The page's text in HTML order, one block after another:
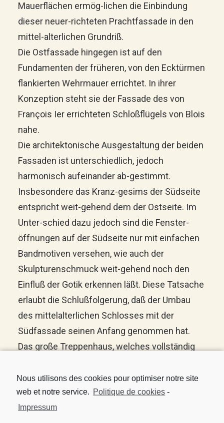
Nous utilisons des cookies pour optimiser notre site
web et notre service. Politique de cookies -
Impressum
Mauerflächen ermög-lichen die Einbindung
dieser neuer-richteten Prachtfassade in den
mittel-alterlichen Grundriß.
Die Ostfassade hingegen ist auf den
Fundamenten der früheren, von den Ecktürmen
flankierten Wehrmauer errichtet. In ihrer
Konzeption steht sie der Fassade des von
François Ier errichteten Schloßflügels von Blois
nahe.
Die architektonische Ausgestaltung der beiden
Fassaden ist unterschiedlich, jedoch
harmonisch aufeinander ab-gestimmt.
Insbesondere das Kranz-gesims der Südseite
entspricht weit-gehend dem der Ostseite. Im
Unter-schied dazu jedoch sind die Fenster-
öffnungen auf der Südseite nur mit einfachen
Bandmotiven versehen, wie auch der
Skulpturenschmuck weit-gehend noch den
Einfluß der Gotik erkennen läßt. Diese Tatsache
erlaubt die Schlußfolgerung, daß der Umbau
des mittelalterlichen Schlosses mit der
Südfassade seinen Anfang genommen hat.
Das große Treppenhaus, welches vollständig
wird von einem turmartigen Pavillonaufbau
bekrönt, der zusammen mit der hier mit
Pilastern versehenen Fensterachse einen